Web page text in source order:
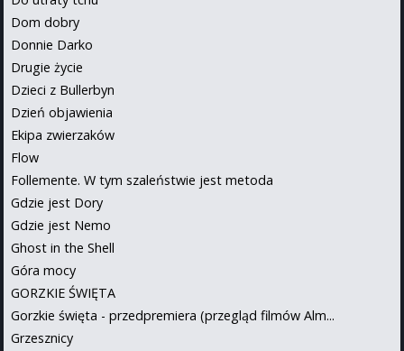
Dom dobry
Donnie Darko
Drugie życie
Dzieci z Bullerbyn
Dzień objawienia
Ekipa zwierzaków
Flow
Follemente. W tym szaleństwie jest metoda
Gdzie jest Dory
Gdzie jest Nemo
Ghost in the Shell
Góra mocy
GORZKIE ŚWIĘTA
Gorzkie święta - przedpremiera (przegląd filmów Alm...
Grzesznicy